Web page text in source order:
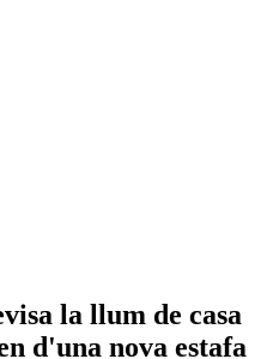
la llum de casa
d'una nova estafa